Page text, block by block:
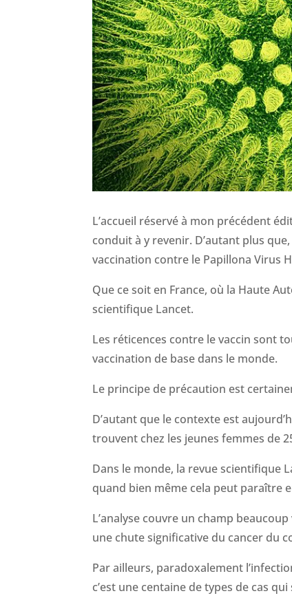
L’accueil réservé à mon précédent
conduit à y revenir. D’autant plus
vaccination contre le Papillona Virus
Que ce soit en France, où la Haute
scientifique Lancet.
Les réticences contre le vaccin sont
vaccination de base dans le monde.
Le principe de précaution est
D’autant que le contexte est
trouvent chez les jeunes femmes de
Dans le monde, la revue scientifique
quand bien même cela peut paraître
L’analyse couvre un champ
une chute significative du cancer du
Par ailleurs, paradoxalement
c’est une centaine de types de cas